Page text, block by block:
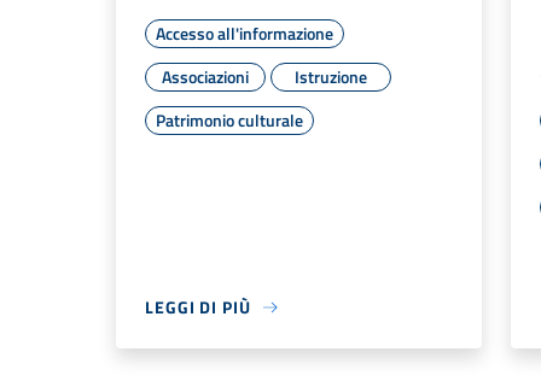
Accesso all'informazione
Associazioni
Istruzione
Patrimonio culturale
LEGGI DI PIÙ